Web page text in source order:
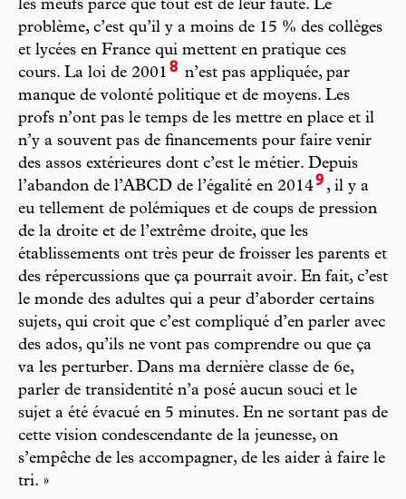
les meufs parce que tout est de leur faute. Le
problème, c’est qu’il y a moins de 15 % des collèges
et lycées en France qui mettent en pratique ces
cours. La loi de 2001 8 n’est pas appliquée, par
manque de volonté politique et de moyens. Les
profs n’ont pas le temps de les mettre en place et il
n’y a souvent pas de financements pour faire venir
des assos extérieures dont c’est le métier. Depuis
l’abandon de l’ABCD de l’égalité en 20149 , il y a
eu tellement de polémiques et de coups de pression
de la droite et de l’extrême droite, que les
établissements ont très peur de froisser les parents et
des répercussions que ça pourrait avoir. En fait, c’est
le monde des adultes qui a peur d’aborder certains
sujets, qui croit que c’est compliqué d’en parler avec
des ados, qu’ils ne vont pas comprendre ou que ça
va les perturber. Dans ma dernière classe de 6e,
parler de transidentité n’a posé aucun souci et le
sujet a été évacué en 5 minutes. En ne sortant pas de
cette vision condescendante de la jeunesse, on
s’empêche de les accompagner, de les aider à faire le
tri. »